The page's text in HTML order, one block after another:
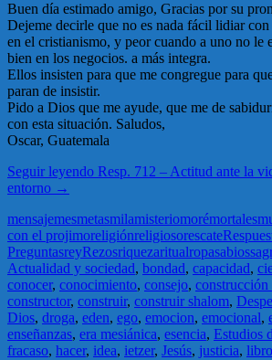
Buen día estimado amigo, Gracias por su
Dejeme decirle que no es nada fácil lidiar
en el cristianismo, y peor cuando a uno no le
bien en los negocios. a más integra.
Ellos insisten para que me congregue para
paran de insistir.
Pido a Dios que me ayude, que me de
con esta situación. Saludos,
Oscar, Guatemala
Seguir leyendo Resp. 712 – Actitud ante la
entorno →
mensajemesmetasmilamisteriomorémortales
con el projimoreligiónreligiosorescate
PreguntasreyRezosriquezaritualropasabios
Actualidad y sociedad, bondad, capacidad,
conocer, conocimiento, consejo, construcción
constructor, construir, construir shalom,
Dios, droga, eden, ego, emocion, emocional,
enseñanzas, era mesiánica, esencia, Estudios
fracaso, hacer, idea, ietzer, Jesús, justicia, libro